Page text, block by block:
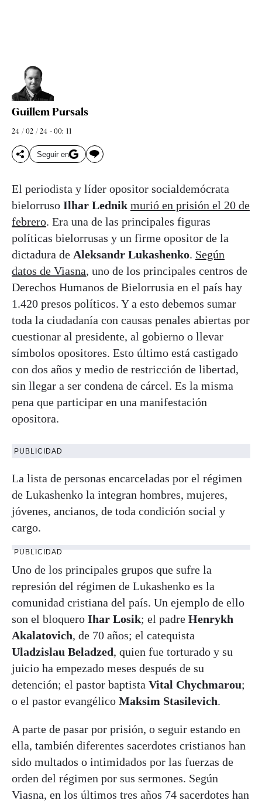
Guillem Pursals
24 / 02 / 24 - 00: 11
Seguir en
El periodista y líder opositor socialdemócrata
bielorruso Ilhar Lednik murió en prisión el 20 de
febrero. Era una de las principales figuras
políticas bielorrusas y un firme opositor de la
dictadura de Aleksandr Lukashenko. Según
datos de Viasna, uno de los principales centros de
Derechos Humanos de Bielorrusia en el país hay
1.420 presos políticos. Y a esto debemos sumar
toda la ciudadanía con causas penales abiertas por
cuestionar al presidente, al gobierno o llevar
símbolos opositores. Esto último está castigado
con dos años y medio de restricción de libertad,
sin llegar a ser condena de cárcel. Es la misma
pena que participar en una manifestación
opositora.
PUBLICIDAD
La lista de personas encarceladas por el régimen
de Lukashenko la integran hombres, mujeres,
jóvenes, ancianos, de toda condición social y
cargo.
PUBLICIDAD
Uno de los principales grupos que sufre la
represión del régimen de Lukashenko es la
comunidad cristiana del país. Un ejemplo de ello
son el bloquero Ihar Losik; el padre Henrykh
Akalatovich, de 70 años; el catequista
Uladzislau Beladzed, quien fue torturado y su
juicio ha empezado meses después de su
detención; el pastor baptista Vital Chychmarou;
o el pastor evangélico Maksim Stasilevich.
A parte de pasar por prisión, o seguir estando en
ella, también diferentes sacerdotes cristianos han
sido multados o intimidados por las fuerzas de
orden del régimen por sus sermones. Según
Viasna, en los últimos tres años 74 sacerdotes han